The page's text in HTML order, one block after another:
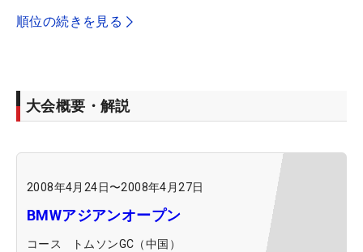
順位の続きを見る
大会概要・解説
2008年4月24日〜2008年4月27日
BMWアジアンオープン
コース
トムソンGC（中国）